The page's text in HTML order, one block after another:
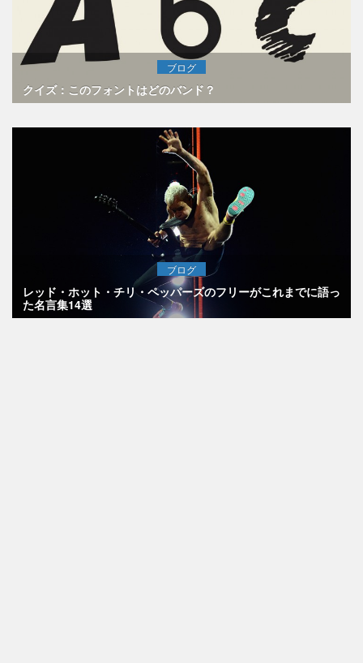
ブログ
クイズ：このフォントはどのバンド？
ブログ
レッド・ホット・チリ・ペッパーズのフリーがこれまでに語っ
た名言集14選